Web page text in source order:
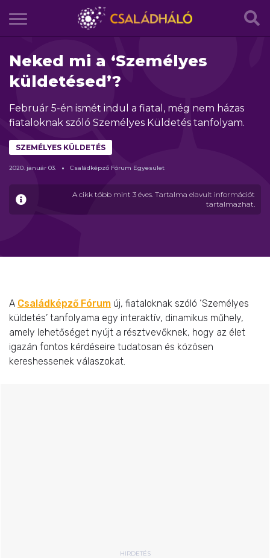
Neked mi a ‘Személyes
küldetésed’?
Február 5-én ismét indul a fiatal, még nem házas
fiataloknak szóló Személyes Küldetés tanfolyam.
A cikk több mint 3 éves. Tartalma elavult információt
tartalmazhat.
SZEMÉLYES KÜLDETÉS
2020. január 03. Családképző Fórum Egyesület
A Családképző Fórum új, fiataloknak szóló ‘Személyes
küldetés’ tanfolyama egy interaktív, dinamikus műhely,
amely lehetőséget nyújt a résztvevőknek, hogy az élet
igazán fontos kérdéseire tudatosan és közösen
kereshessenek válaszokat.
HIRDETÉS